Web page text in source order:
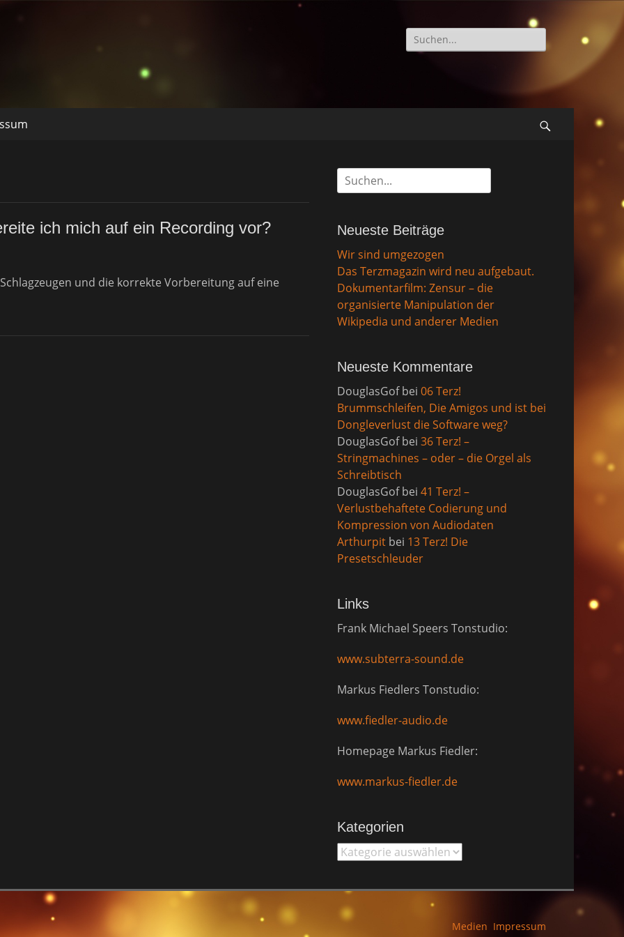
Suche
nach:
ich mich auf ein Recording vor?
und die korrekte Vorbereitung auf eine
Suche
nach:
Neueste Beiträge
Wir sind umgezogen
Das Terzmagazin wird neu aufgebaut.
Dokumentarfilm: Zensur – die
organisierte Manipulation der
Wikipedia und anderer Medien
Neueste Kommentare
DouglasGofbei 06 Terz!
Brummschleifen, Die Amigos und ist bei
Dongleverlust die Software weg?
DouglasGofbei 36 Terz! –
Stringmachines – oder – die Orgel als
Schreibtisch
DouglasGofbei 41 Terz! –
Verlustbehaftete Codierung und
Kompression von Audiodaten
Arthurpit bei 13 Terz! Die
Presetschleuder
Links
Frank Michael Speers Tonstudio:
www.subterra-sound.de
Markus Fiedlers Tonstudio:
www.fiedler-audio.de
Homepage Markus Fiedler:
www.markus-fiedler.de
Kategorien
Kategorien
Medien Impressum